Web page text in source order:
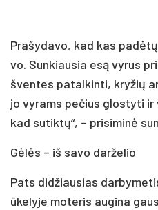
Pra­šy­da­vo, kad kas
vo. Sun­kiau­sia esą vy­rus
šven­tes pa­tal­kin­ti, kry­žių
jo vy­rams pe­čius glos­ty­ti ir
kad su­tik­tų“, – pri­si­mi­nė
Gė­lės – iš sa­vo dar­že­lio
Pats di­džiau­sias
ūke­ly­je mo­te­ris au­gi­na